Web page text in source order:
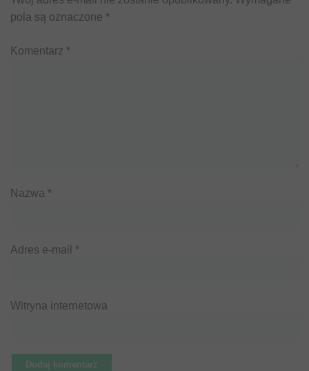
pola są oznaczone *
Komentarz *
Nazwa *
Adres e-mail *
Witryna internetowa